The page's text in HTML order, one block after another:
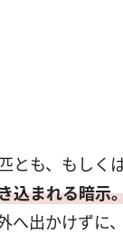
とも、もしく
込まれる暗示
へ出かけずに